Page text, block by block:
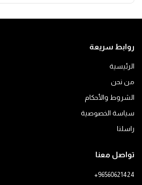
روابط سريعة
الرئيسية
من نحن
الشروط والأحكام
سياسة الخصوصية
راسلنا
تواصل معنا
+96560621424